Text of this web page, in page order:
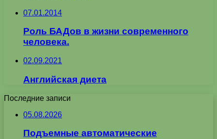
07.01.2014
Роль БАДов в жизни современного
человека.
02.09.2021
Английская диета
Последние записи
05.08.2026
Подъемные автоматические